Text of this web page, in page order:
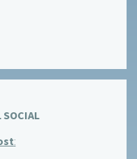
SOCIAL
: